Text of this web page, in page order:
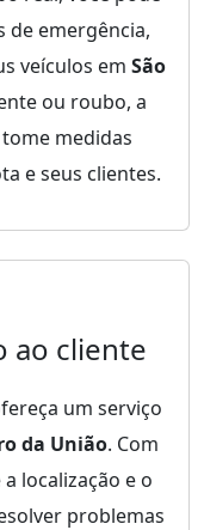
de emergência,
veículos em São
ou roubo, a
medidas
e seus clientes.
ao cliente
um serviço
da União. Com
localização e o
problemas